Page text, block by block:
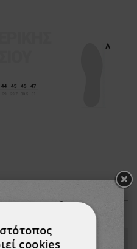
cookies